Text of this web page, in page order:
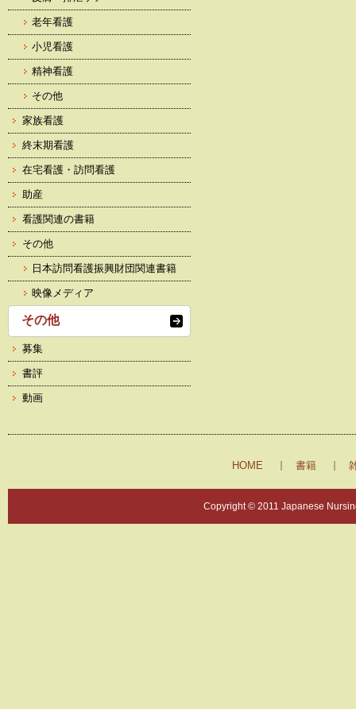
老年看護
小児看護
精神看護
その他
家族看護
終末期看護
在宅看護・訪問看護
助産
看護関連の書籍
その他
日本訪問看護振興財団関連書籍
映像メディア
その他
募集
書評
動画
HOME 書籍
Copyright © 2011 Japanese